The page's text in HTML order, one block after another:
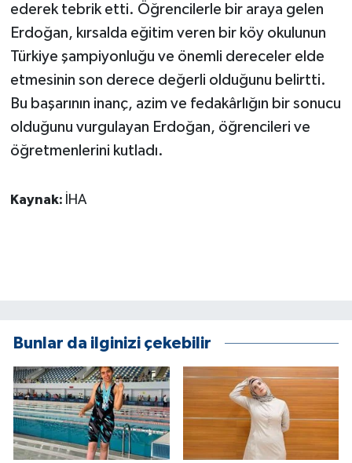
ederek tebrik etti. Öğrencilerle bir araya gelen
Erdoğan, kırsalda eğitim veren bir köy okulunun
Türkiye şampiyonluğu ve önemli dereceler elde
etmesinin son derece değerli olduğunu belirtti.
Bu başarının inanç, azim ve fedakârlığın bir sonucu
olduğunu vurgulayan Erdoğan, öğrencileri ve
öğretmenlerini kutladı.
Kaynak: İHA
Bunlar da ilginizi çekebilir
Sağlık
SİYASET
SPOR HABERLERİ
TEKNOLOJİ
Turizm